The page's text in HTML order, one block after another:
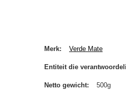
Merk Verde Mate
Entiteit die
Netto gewicht 500g